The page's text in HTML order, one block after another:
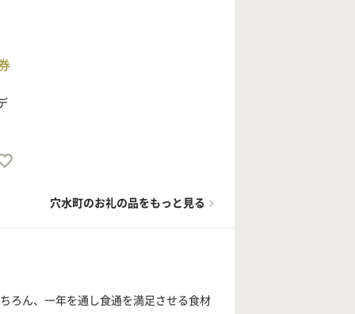
穴水町のお礼の品をもっと見る
ろん、一年を通し食通を満足させる食材